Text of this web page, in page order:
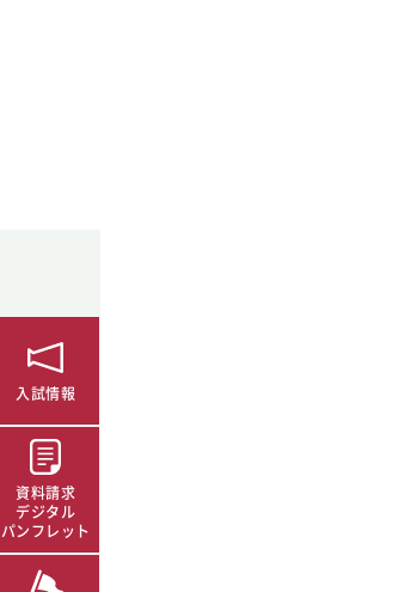
入試情報
資料請求
デジタル
パンフレット